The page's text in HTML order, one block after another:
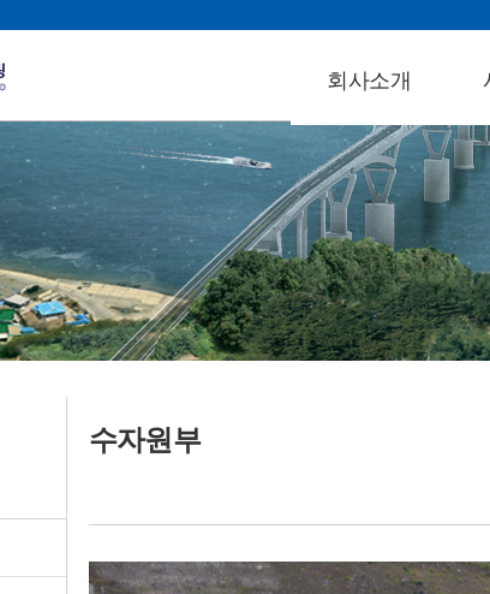
회사소개
인사말
회사연혁
조직도
회사비전
기술인력현황
면허현황
도
구
지
철
수
수자원부